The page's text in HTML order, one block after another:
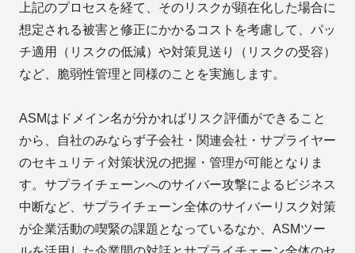
上記のプロセスを経て、そのリスクが顕在化した場合に
想定される被害と修正にかかるコストを考慮して、パッ
チ適用（リスクの低減）や対策見送り（リスクの受容）
など、脆弱性管理と同様のことを実施します。
ASMはドメイン名が分かればリスク評価ができること
から、自社のみならず子会社・関連会社・サプライヤー
のセキュリティ対策状況の把握・管理が可能となりま
す。サプライチェーンへのサイバー攻撃によるビジネス
中断など、サプライチェーン全体のサイバーリスク対策
が企業活動の喫緊の課題となっているなか、ASMツー